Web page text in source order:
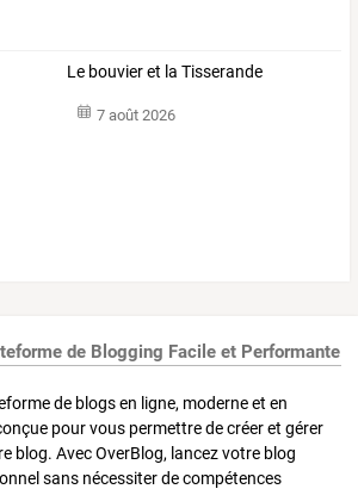
Le bouvier et la Tisserande
7 août 2026
de Blogging Facile et Performante
de blogs en ligne, moderne et en
pour vous permettre de créer et gérer
blog. Avec OverBlog, lancez votre blog
sans nécessiter de compétences